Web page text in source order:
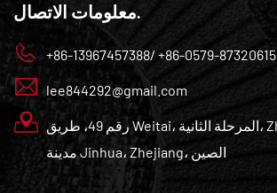
معلومات الاتصال.
+86-13967457388/ +86-0579-87320615
lee844292@gmail.com
رقم 49، طريق Weitai، المرحلة الثانية، Zhiying، Yongkang،
مدينة Jinhua، Zhejiang، الصين